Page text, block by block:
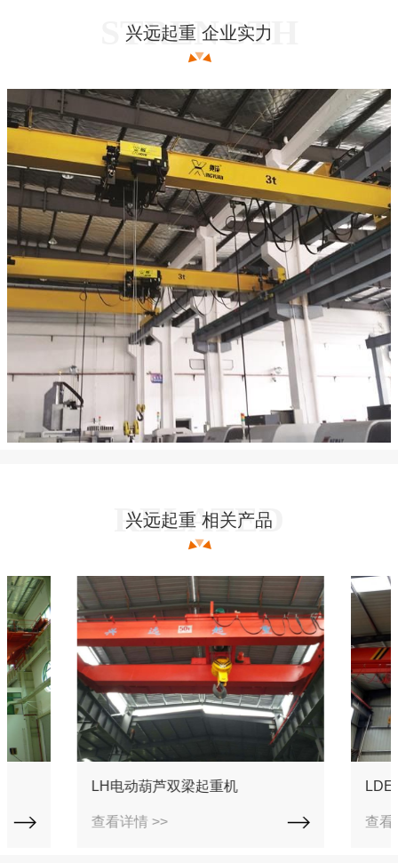
兴远起重 企业实力
兴远起重 相关产品
LH电动葫芦双梁起重机
查看详情 >>
LDE
查看